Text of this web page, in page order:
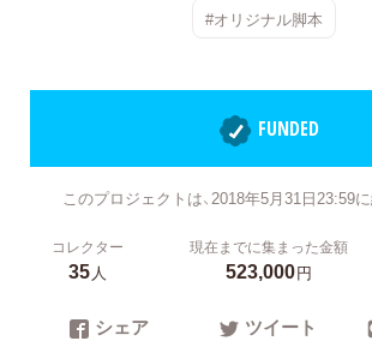
#オリジナル脚本
FUNDED
このプロジェクトは、2018年5月31日23:59
コレクター
35人
現在までに集まった金額
523,000円
シェア ツイート